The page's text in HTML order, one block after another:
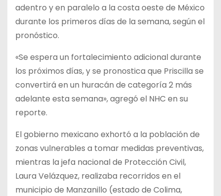
adentro y en paralelo a la costa oeste de México
durante los primeros días de la semana, según el
pronóstico.
«Se espera un fortalecimiento adicional durante
los próximos días, y se pronostica que Priscilla se
convertirá en un huracán de categoría 2 más
adelante esta semana», agregó el NHC en su
reporte.
El gobierno mexicano exhortó a la población de
zonas vulnerables a tomar medidas preventivas,
mientras la jefa nacional de Protección Civil,
Laura Velázquez, realizaba recorridos en el
municipio de Manzanillo (estado de Colima,